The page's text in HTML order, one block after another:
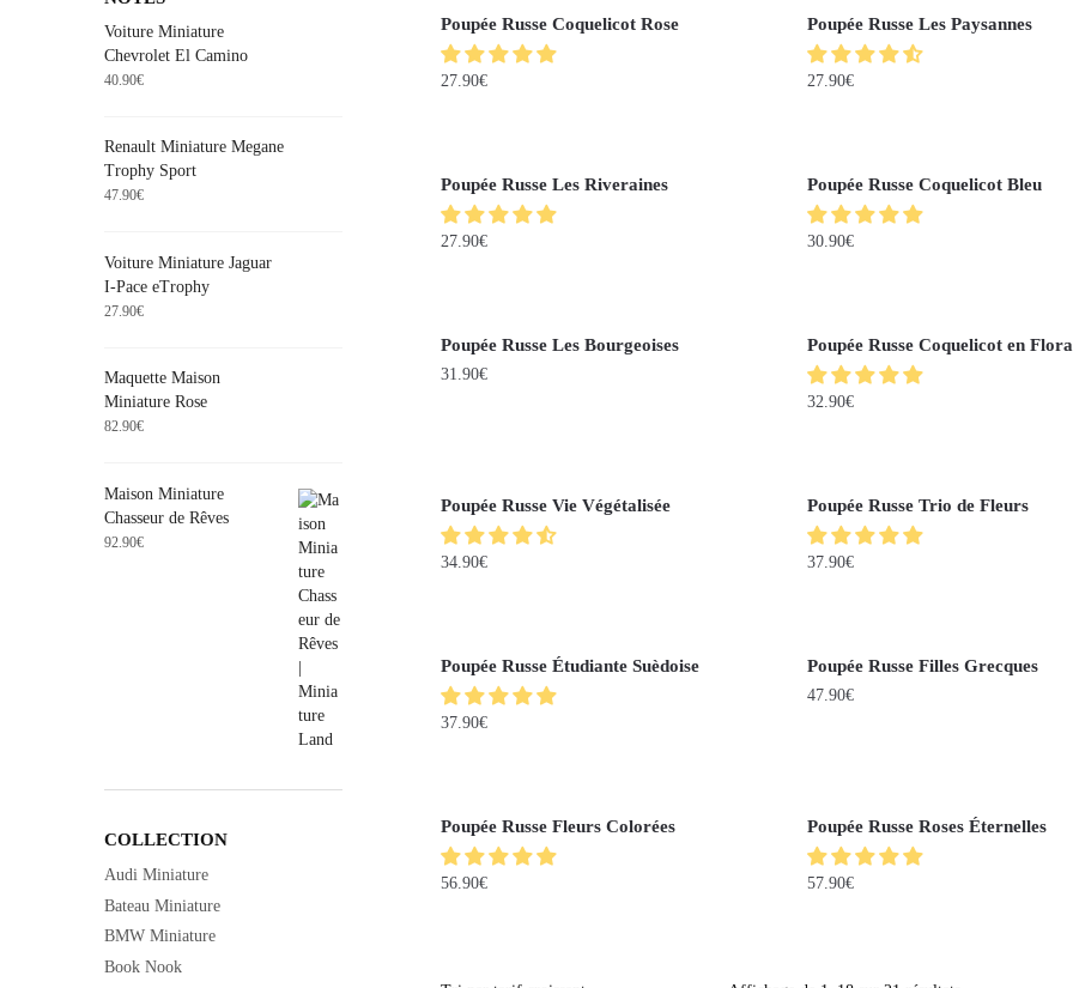
Poupée Russe Coquelicot Rose
27.90€
Poupée Russe Les Paysannes
27.90€
Poupée Russe Les Riveraines
27.90€
Poupée Russe Coquelicot Bleu
30.90€
Poupée Russe Les Bourgeoises
31.90€
Poupée Russe Coquelicot en
32.90€
Poupée Russe Vie Végétalisée
34.90€
Poupée Russe Trio de Fleurs
37.90€
Poupée Russe Étudiante Suèdoise
37.90€
Poupée Russe Filles Grecques
47.90€
Poupée Russe Fleurs Colorées
56.90€
Poupée Russe Roses Éternelles
57.90€
Voiture Miniature
Chevrolet El Camino
40.90€
Renault Miniature Megane
Trophy Sport
47.90€
Voiture Miniature Jaguar
I-Pace eTrophy
27.90€
Maquette Maison
Miniature Rose
82.90€
Maison Miniature
Chasseur de Rêves
92.90€
COLLECTION
Audi Miniature
Bateau Miniature
BMW Miniature
Book Nook